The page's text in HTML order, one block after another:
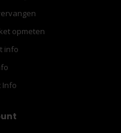
opmeten
info
Info